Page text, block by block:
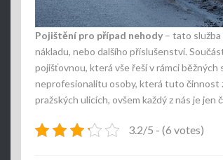
Pojištění pro případ nehody – tato služba
nákladu, nebo dalšího příslušenství.
pojišťovnou, která vše řeší v rámci
neprofesionalitu osoby, která tuto činnost
pražských ulicích, ovšem každý z nás je
3.2/5 - (6 votes)